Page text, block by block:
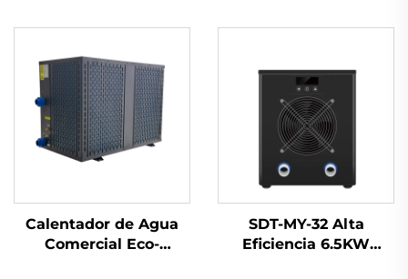
Solar Térmico Tubos
Individuales Tubos de
Agua Corrugados
Termosolar Partes de
Aislado
Calentador de Agua
Comercial Eco-
SDT-MY-32 Alta
Eficiencia 6.5KW